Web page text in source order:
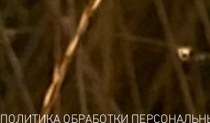
ПОЛИТИКА ОБРАБОТКИ